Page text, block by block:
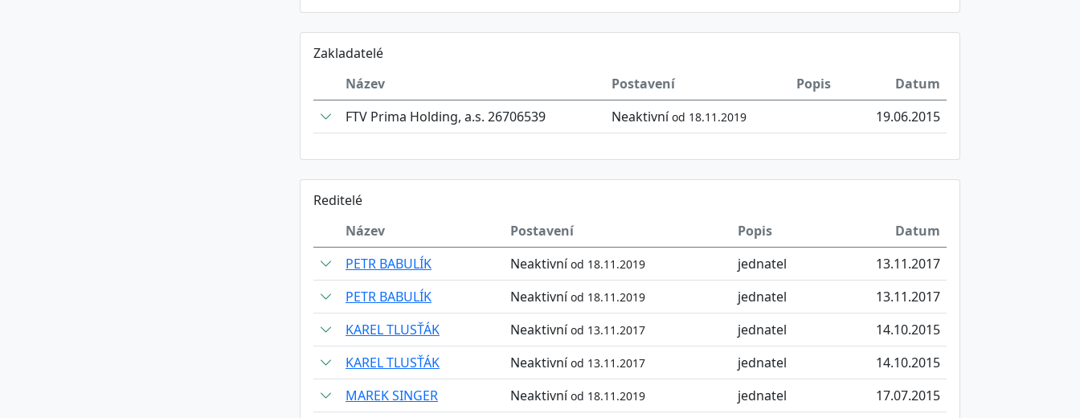
Zakladatelé
Název
Postavení Popis
Datum
FTV Prima Holding, a.s. 26706539
Neaktivníod 18.11.2019 19.06.2015
Reditelé
Název
Postavení Popis
Datum
PETR BABULÍK
Neaktivníod 18.11.2019 jednatel
13.11.2017
PETR BABULÍK
Neaktivníod 18.11.2019 jednatel
13.11.2017
KAREL TLUSŤÁK
Neaktivníod 13.11.2017 jednatel
14.10.2015
KAREL TLUSŤÁK
Neaktivníod 13.11.2017 jednatel
14.10.2015
MAREK SINGER
Neaktivníod 18.11.2019 jednatel
17.07.2015